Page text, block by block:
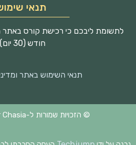
תנאי
לתשומת ליבכם כי רכישת קורס באתר
חודש (30 יום).
תנאי השימוש באתר
© הזכויות שמורות ל-Hello Teacher Chasia